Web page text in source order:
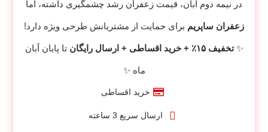
در نیمه دوم آبان، قیمت زعفران رشد چشمگیری داشته، اما
زعفران ساپریم برای حمایت از مشتریانش طرحی ویژه دارد!
✨تخفیف ۱۵٪ + خرید اقساطی + ارسال رایگان تا پایان آبان
ماه ✨
خرید اقساطی
ارسال سریع 3 ساعته